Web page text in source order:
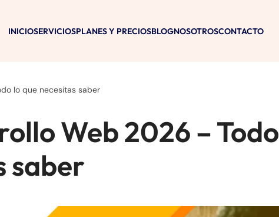
INICIOSERVICIOSPLANES Y PRECIOSBLOGNOSOTROSCONTACTO
lo que necesitas saber
Web 2026 – Todo
saber